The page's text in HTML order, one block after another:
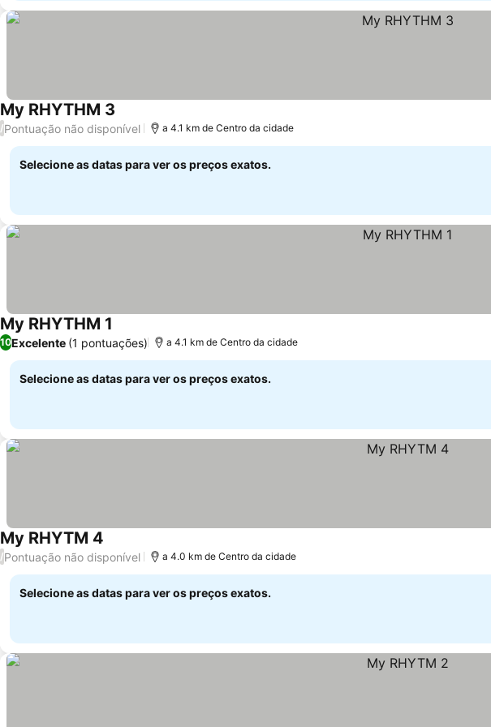
My RHYTHM 3 Ver preços
/Pontuação não disponível a 4.1 km de Centro da cidade
Selecione as datas para ver os preços exatos.
My RHYTHM 1 Ver preços
10Excelente (1 pontuações) a 4.1 km de Centro da cidade
Selecione as datas para ver os preços exatos.
My RHYTM 4 Ver preços
/Pontuação não disponível a 4.0 km de Centro da cidade
Selecione as datas para ver os preços exatos.